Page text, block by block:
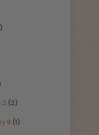
2 (2)
9 (1)